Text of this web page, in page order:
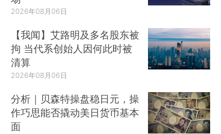
2026年08月06日
【我闻】艾路明及多名股东被
拘 当代系创始人因何此时被
清算
2026年08月06日
分析｜贝森特操盘稳日元，操
作巧思能否撬动美日货币基本
面